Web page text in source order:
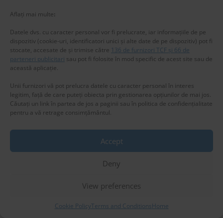
Aflați mai multe:
Datele dvs. cu caracter personal vor fi prelucrate, iar informațiile de pe
dispozitiv (cookie-uri, identificatori unici și alte date de pe dispozitiv) pot fi
stocate, accesate de și trimise către 136 de furnizori TCF și 66 de
parteneri publicitari sau pot fi folosite în mod specific de acest site sau de
această aplicație.
Unii furnizori vă pot prelucra datele cu caracter personal în interes
legitim, față de care puteți obiecta prin gestionarea opțiunilor de mai jos.
Căutați un link în partea de jos a paginii sau în politica de confidențialitate
pentru a vă retrage consimțământul.
Accept
Deny
View preferences
Cookie PolicyTerms and ConditionsHome
HISTORY
Cei patru președinți ai României: 1990-2024
10 November 2024
pregătim de noi alegeri, asa că este timpul să ne
reamintim mandatele fiecăruia dintre cei care s-au aflat
Privacy & Cookies: This site uses cookies. By continuing to use this
To find out more, including how to control cookies, see here: